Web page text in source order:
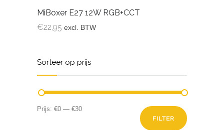
MiBoxer E27 12W RGB+CCT
€22,95 excl. BTW
Sorteer op prijs
prijs
prijs
FILTER
Prijs: €0 — €30